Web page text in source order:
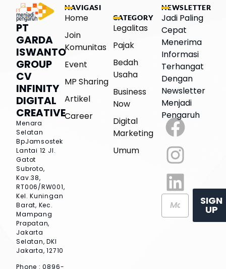
PT
GARDA
ISWANTO
GROUP
CV
INFINITY
DIGITAL
CREATIVE
Menara
Selatan
BpJamsostek
Lantai 12 Jl.
Gatot
Subroto,
Kav.38,
RT006/RW001,
Kel. Kuningan
Barat, Kec.
Mampang
Prapatan,
Jakarta
Selatan, DKI
Jakarta, 12710
Phone : 0896-
NAVIGASI
Home
Join
Komunitas
Event
MP Sharing
Artikel
Career
CATEGORY
Legalitas
Pajak
Bedah
Usaha
Business
Now
Digital
Marketing
Umum
NEWSLETTER
Jadi Paling
Cepat
Menerima
Informasi
Terhangat
Dengan
Newsletter
Menjadi
Pengaruh
SIGN
UP